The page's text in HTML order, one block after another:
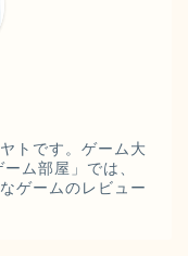
トです。ゲーム大
ム部屋」では、
ゲームのレビュー